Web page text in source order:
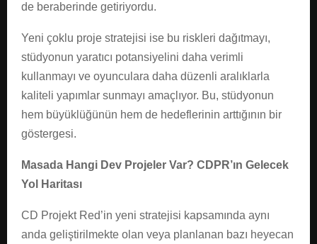
de beraberinde getiriyordu.
Yeni çoklu proje stratejisi ise bu riskleri dağıtmayı,
stüdyonun yaratıcı potansiyelini daha verimli
kullanmayı ve oyunculara daha düzenli aralıklarla
kaliteli yapımlar sunmayı amaçlıyor. Bu, stüdyonun
hem büyüklüğünün hem de hedeflerinin arttığının bir
göstergesi.
Masada Hangi Dev Projeler Var? CDPR’ın Gelecek
Yol Haritası
CD Projekt Red’in yeni stratejisi kapsamında aynı
anda geliştirilmekte olan veya planlanan bazı heyecan